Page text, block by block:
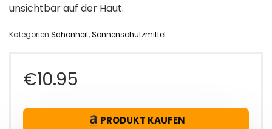
unsichtbar auf der Haut.
Kategorien Schönheit,Sonnenschutzmittel
€10.95
PRODUKT KAUFEN